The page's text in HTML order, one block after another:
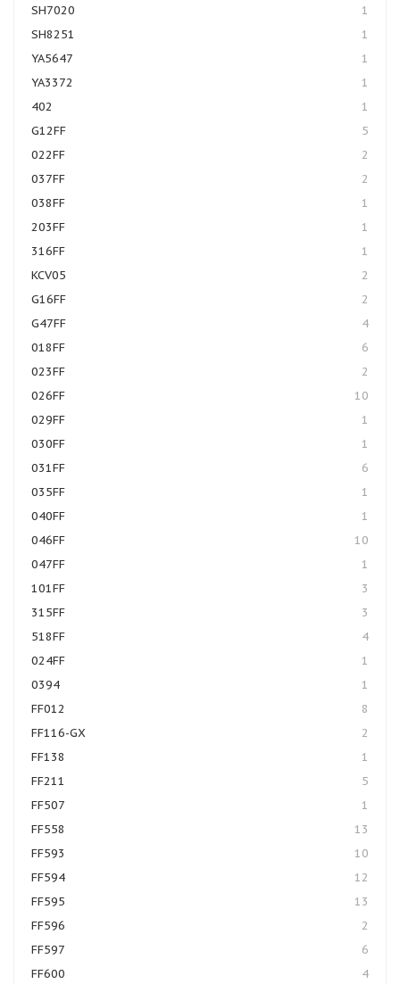
SH7020
1
SH8251
1
YA5647
1
YA3372
1
402
1
G12FF
5
022FF
2
037FF
2
038FF
1
203FF
1
316FF
1
KCV05
2
G16FF
2
G47FF
4
018FF
6
023FF
2
026FF
10
029FF
1
030FF
1
031FF
6
035FF
1
040FF
1
046FF
10
047FF
1
101FF
3
315FF
3
518FF
4
024FF
1
0394
1
FF012
8
FF116-GX
2
FF138
1
FF211
5
FF507
1
FF558
13
FF593
10
FF594
12
FF595
13
FF596
2
FF597
6
FF600
4